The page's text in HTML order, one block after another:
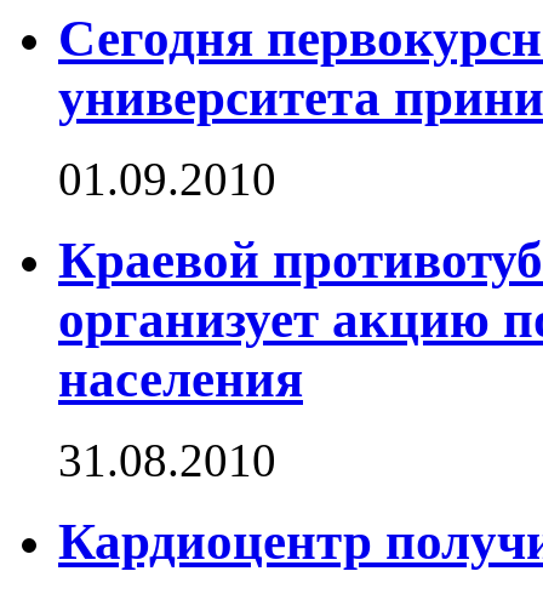
Сегодня
университета
01.09.2010
Краевой
организует акцию
населения
31.08.2010
Кардиоцентр